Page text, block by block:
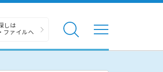
しは
ファイルへ